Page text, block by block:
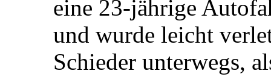
eine 23-jährige
und wurde leicht
Schieder unterwegs,